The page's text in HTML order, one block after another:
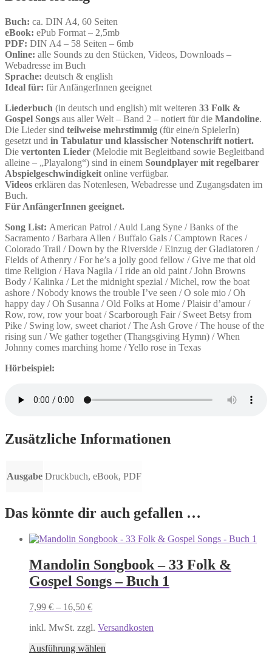
Buch: ca. DIN A4, 60 Seiten
eBook: ePub Format – 2,5mb
PDF: DIN A4 – 58 Seiten – 6mb
Online: alle Sounds zu den Stücken, Videos, Downloads –
Webadresse im Buch
Sprache: deutsch & english
Ideal für: für AnfängerInnen geeignet
Liederbuch (in deutsch und english) mit weiteren 33 Folk &
Gospel Songs aus aller Welt – Band 2 – notiert für die Mandoline.
Die Lieder sind teilweise mehrstimmig (für eine/n SpielerIn)
gesetzt und in Tabulatur und klassischer Notenschrift notiert.
Die vertonten Lieder (Melodie mit Begleitband sowie Begleitband
alleine – „Playalong“) sind in einem Soundplayer mit regelbarer
Abspielgeschwindigkeit online verfügbar.
Videos erklären das Notenlesen, Webadresse und Zugangsdaten im
Buch.
Für AnfängerInnen geeignet.
Song List: American Patrol / Auld Lang Syne / Banks of the
Sacramento / Barbara Allen / Buffalo Gals / Camptown Races /
Colorado Trail / Down by the Riverside / Einzug der Gladiatoren /
Fields of Athenry / For he’s a jolly good fellow / Give me that old
time Religion / Hava Nagila / I ride an old paint / John Browns
Body / Kalinka / Let the midnight spezial / Michel, row the boat
ashore / Nobody knows the trouble I’ve seen / O sole mio / Oh
happy day / Oh Susanna / Old Folks at Home / Plaisir d’amour /
Row, row, row your boat / Scarborough Fair / Sweet Betsy from
Pike / Swing low, sweet chariot / The Ash Grove / The house of the
rising sun / We gather together (Thangsgiving Hymn) / When
Johnny comes marching home / Yello rose in Texas
Hörbeispiel:
Zusätzliche Informationen
Ausgabe Druckbuch, eBook, PDF
Das könnte dir auch gefallen …
Mandolin Songbook – 33 Folk &
Gospel Songs – Buch 1
7,99 € – 16,50 €
inkl. MwSt. zzgl. Versandkosten
Ausführung wählen